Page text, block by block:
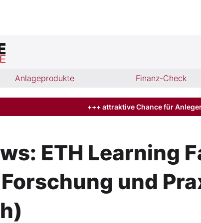
Anlageprodukte Finanz-Check
+++ attraktive Chance für
ETH Learning
und